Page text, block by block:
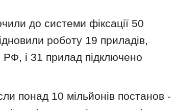
до системи фіксації 50
роботу 19 приладів,
і 31 прилад підключено
понад 10 мільйонів постанов -